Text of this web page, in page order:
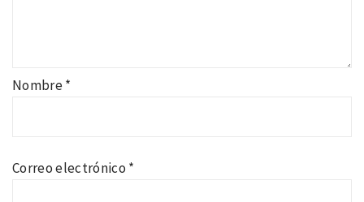
Nombre*
Correo electrónico *